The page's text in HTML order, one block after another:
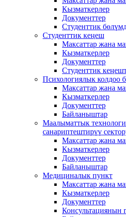
Кызматкерлер
Документтер
Студенттик
Студенттик кеңеш
Максаттар жана
Кызматкерлер
Документтер
Студенттик
Психологиялык колдоо
Максаттар жана
Кызматкерлер
Документтер
Байланыштар
Маалыматтык
санариптештирүү
Максаттар жана
Кызматкерлер
Документтер
Байланыштар
Медициналык пункт
Максаттар жана
Кызматкерлер
Документтер
Консультациянын